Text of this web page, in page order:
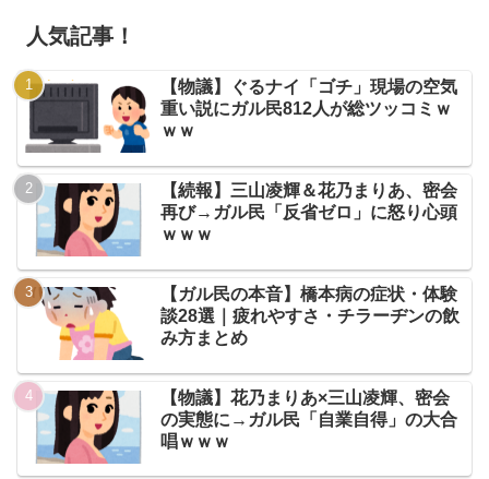
人気記事！
【物議】ぐるナイ「ゴチ」現場の空気
重い説にガル民812人が総ツッコミｗ
ｗｗ
【続報】三山凌輝＆花乃まりあ、密会
再び→ガル民「反省ゼロ」に怒り心頭
ｗｗｗ
【ガル民の本音】橋本病の症状・体験
談28選｜疲れやすさ・チラーヂンの飲
み方まとめ
【物議】花乃まりあ×三山凌輝、密会
の実態に→ガル民「自業自得」の大合
唱ｗｗｗ